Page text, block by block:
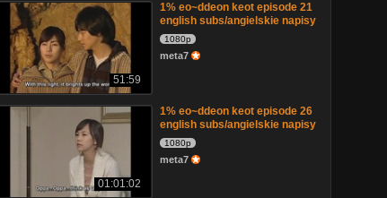
51:59
1% eo~ddeon keot episode 21
english subs/angielskie napisy
1080p
meta7
01:01:02
1% eo~ddeon keot episode 26
english subs/angielskie napisy
1080p
meta7